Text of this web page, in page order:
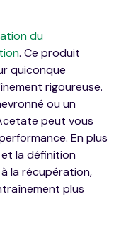
du
. Ce produit
quiconque
rigoureuse.
ou un
peut vous
En plus
la définition
la récupération,
plus